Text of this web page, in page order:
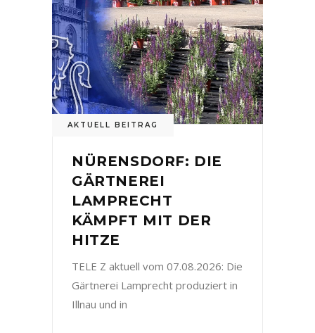
AKTUELL BEITRAG
NÜRENSDORF: DIE
GÄRTNEREI
LAMPRECHT
KÄMPFT MIT DER
HITZE
TELE Z aktuell vom 07.08.2026: Die
Gärtnerei Lamprecht produziert in
Illnau und in